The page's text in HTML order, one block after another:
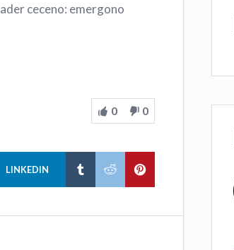
ceceno: emergono
0 0
LINKEDIN